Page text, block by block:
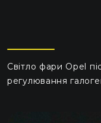
Світло фари Opel
регулювання